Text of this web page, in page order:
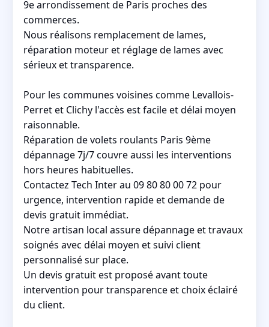
9e arrondissement de Paris proches des
commerces.
Nous réalisons remplacement de lames,
réparation moteur et réglage de lames avec
sérieux et transparence.
Pour les communes voisines comme Levallois-
Perret et Clichy l'accès est facile et délai moyen
raisonnable.
Réparation de volets roulants Paris 9ème
dépannage 7j/7 couvre aussi les interventions
hors heures habituelles.
Contactez Tech Inter au 09 80 80 00 72 pour
urgence, intervention rapide et demande de
devis gratuit immédiat.
Notre artisan local assure dépannage et travaux
soignés avec délai moyen et suivi client
personnalisé sur place.
Un devis gratuit est proposé avant toute
intervention pour transparence et choix éclairé
du client.